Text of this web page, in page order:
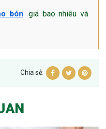
bón giá bao nhiêu và
Chia sẻ: